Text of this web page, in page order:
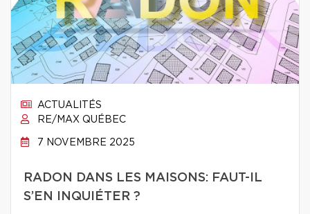
ACTUALITÉS
RE/MAX QUÉBEC
7 NOVEMBRE 2025
RADON DANS LES MAISONS: FAUT-IL
S’EN INQUIÉTER ?